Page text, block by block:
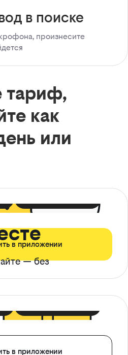
в поиске
произнесите
тариф,
как
или
— без
в приложении
в приложении